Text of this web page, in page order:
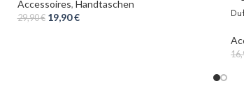
Accessoires, Handtaschen
29,90€ 19,90€